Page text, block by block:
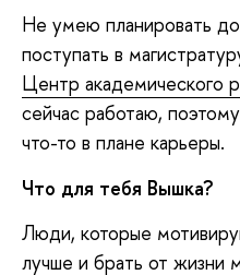
Не умею планировать
поступать в
Центр академического
сейчас работаю,
что-то в плане карьеры.
Что для тебя Вышка?
Люди, которые
лучше и брать от жизни